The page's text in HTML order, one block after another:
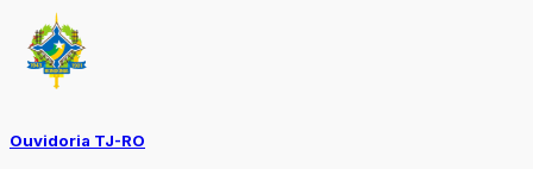
Ouvidoria TJ-RO